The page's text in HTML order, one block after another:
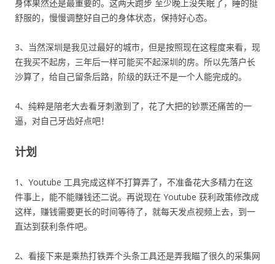
身体果然还是最重要的。这两天跑步 至少晚上没失眠了，睡的挺
舒服的，慢慢调整好自己的身体状态，保持好心态。
3、当然深圳是我见过最好的城市，但是按照现在这程度来看，现
在我买不起房，三年后一样可能买不起深圳的房。所以先落户长
沙算了，给自己留条后路，阶级的跃迁不是一个人能完成的。
4、纯粹是陪老大去看牙刺激到了，花了大把的钞票还痛苦的一
逼，对自己牙齿好点吧！
计划
1、Youtube 工具完成这样不打算弄了，不准备花大多精力在这
件事上，能不能赚钱还二说。再说现在 Youtube 获利政策修改成
这样，赚钱需要更长的时间等待了，就每天发点视频上去，到一
直达到获利条件吧。
2、看接下来是乘热打铁弄个头条工具还是弄我瞄了很久的采集网